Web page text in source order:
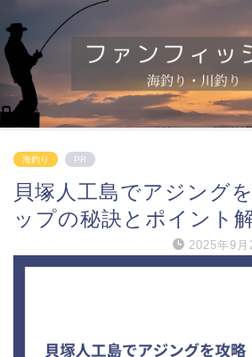
海釣り PR
貝塚人工島でアジング
ップの秘訣とポイント
2025年9月